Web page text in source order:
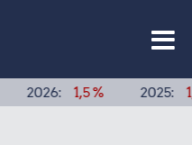
1,5 % 2025: 1,9 %